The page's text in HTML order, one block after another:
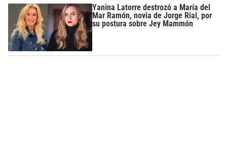
Yanina Latorre destrozó a María del
Mar Ramón, novia de Jorge Rial, por
su postura sobre Jey Mammón